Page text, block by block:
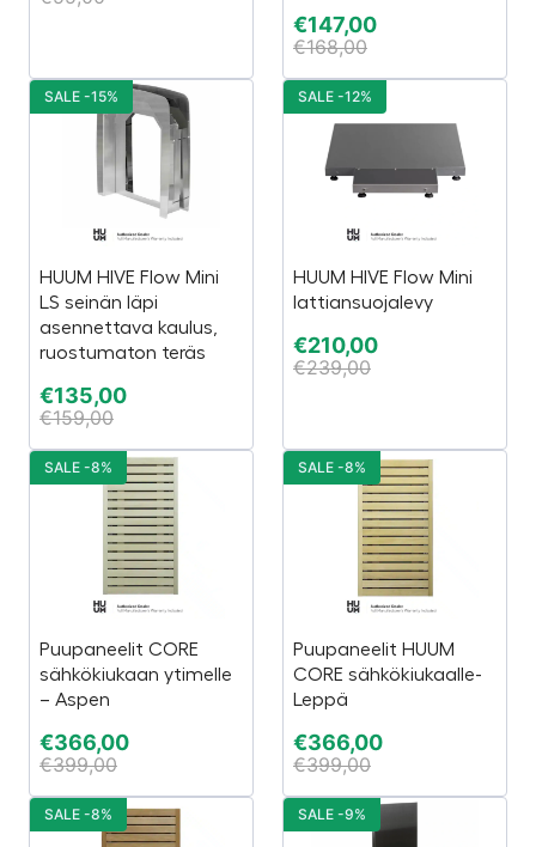
€147,00
€168,00
HUUM HIVE Flow Mini
LS seinän läpi
asennettava kaulus,
ruostumaton teräs
€135,00
€159,00
SALE -15%
HUUM HIVE Flow Mini
lattiansuojalevy
€210,00
€239,00
SALE -12%
Puupaneelit CORE
sähkökiukaan ytimelle
– Aspen
€366,00
€399,00
SALE -8%
Puupaneelit HUUM
CORE sähkökiukaalle-
Leppä
€366,00
€399,00
SALE -8%
SALE -8% SALE -9%